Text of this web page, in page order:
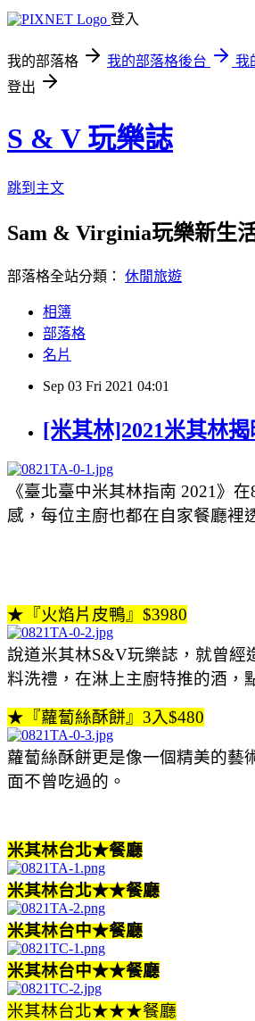
登入
我的部落格 我的部落格後台
我
登出
S & V 玩樂誌
跳到主文
Sam & Virginia玩樂新生
部落格全站分類： 休閒旅遊
相簿
部落格
名片
Sep 03 Fri 2021 04:01
[米其林]2021米其林
《臺北臺中米其林指南 2021》
感，每位主廚也都在自家餐廳裡
★『火焰片皮鴨』$3980
說道米其林S&V玩樂誌，就曾經
料洗禮，在淋上主廚特推的酒，
★『蘿蔔絲酥餅』3入$480
蘿蔔絲酥餅更是像一個精美的藝
面不曾吃過的。
米其林台北★餐廳
米其林台北★★餐廳
米其林台中★餐廳
米其林台中★★餐廳
米其林台北★★★餐廳